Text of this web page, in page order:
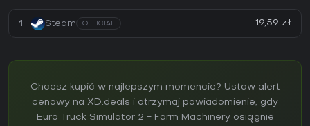
1 Steam OFFICIAL 19,59 zł
Chcesz kupić w najlepszym momencie? Ustaw alert
cenowy na XD.deals i otrzymaj powiadomienie, gdy
Euro Truck Simulator 2 - Farm Machinery osiągnie